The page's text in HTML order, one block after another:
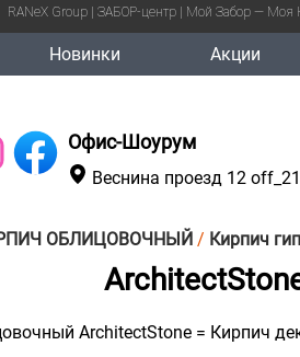
RANeX Group | ЗАБОР-центр | Мой Забор — Моя
Новинки Акции
Офис-Шоурум
Веснина проезд 12 off_21
ОБЛИЦОВОЧНЫЙ / Кирпич
ArchitectStone = Кирпич